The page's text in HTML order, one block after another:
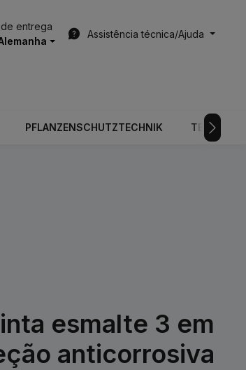
de entrega
Assistência técnica/Ajuda
PFLANZENSCHUTZTECHNIK
esmalte 3 em
anticorrosiva